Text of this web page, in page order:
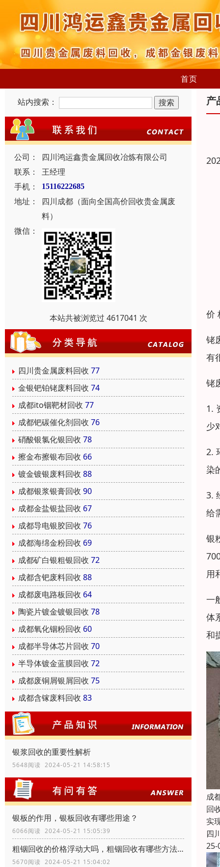
首页
站内搜索：
公司：
四川鸿运鑫贵金属回收冶炼有限公司
联系：
王经理
手机：
15116222685
地址：
四川成都（面向全国高价回收贵金属废
料）
微信：
本站共被浏览过 4617041 次
四川贵金属废料回收 77
金银钯铂铑废料回收 74
成都ito铟靶材回收 77
成都钯碳催化剂回收 76
硝酸银氯化银回收 78
擦金布擦银布回收 66
镀金镀银废料回收 88
成都银浆银膏回收 90
成都金盐银盐回收 67
成都导电银胶回收 76
成都海绵金粉回收 69
成都矿白银粗银回收 72
成都含钯废料回收 88
成都废电路板回收 64
陶瓷片镀金镀银回收 78
成都氧化铟粉回收 60
成都半导体芯片回收 70
半导体镀金蓝膜回收 72
成都废铜屑银屑回收 75
成都含镓废料回收 83
银浆回收的重要性解析
5648阅读 2024-05-21 14:58:15
银板的作用，银板回收有哪些用途？
6066阅读 2024-05-21 15:05:39
粗铟回收的价格浮动大吗，粗铟回收有哪些方法？
5670阅读 2024-05-21 15:04:02
产
价
铑
有
铑
1.
少
2.
染
3.
给
银
用
一
体
和
成
回
实
四
25-